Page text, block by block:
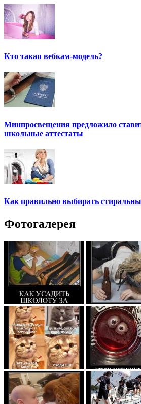
Кто такая вебкам-модель?
Минпросвещения предложило
школьные аттестаты
Как правильно выбирать
Фотогалерея